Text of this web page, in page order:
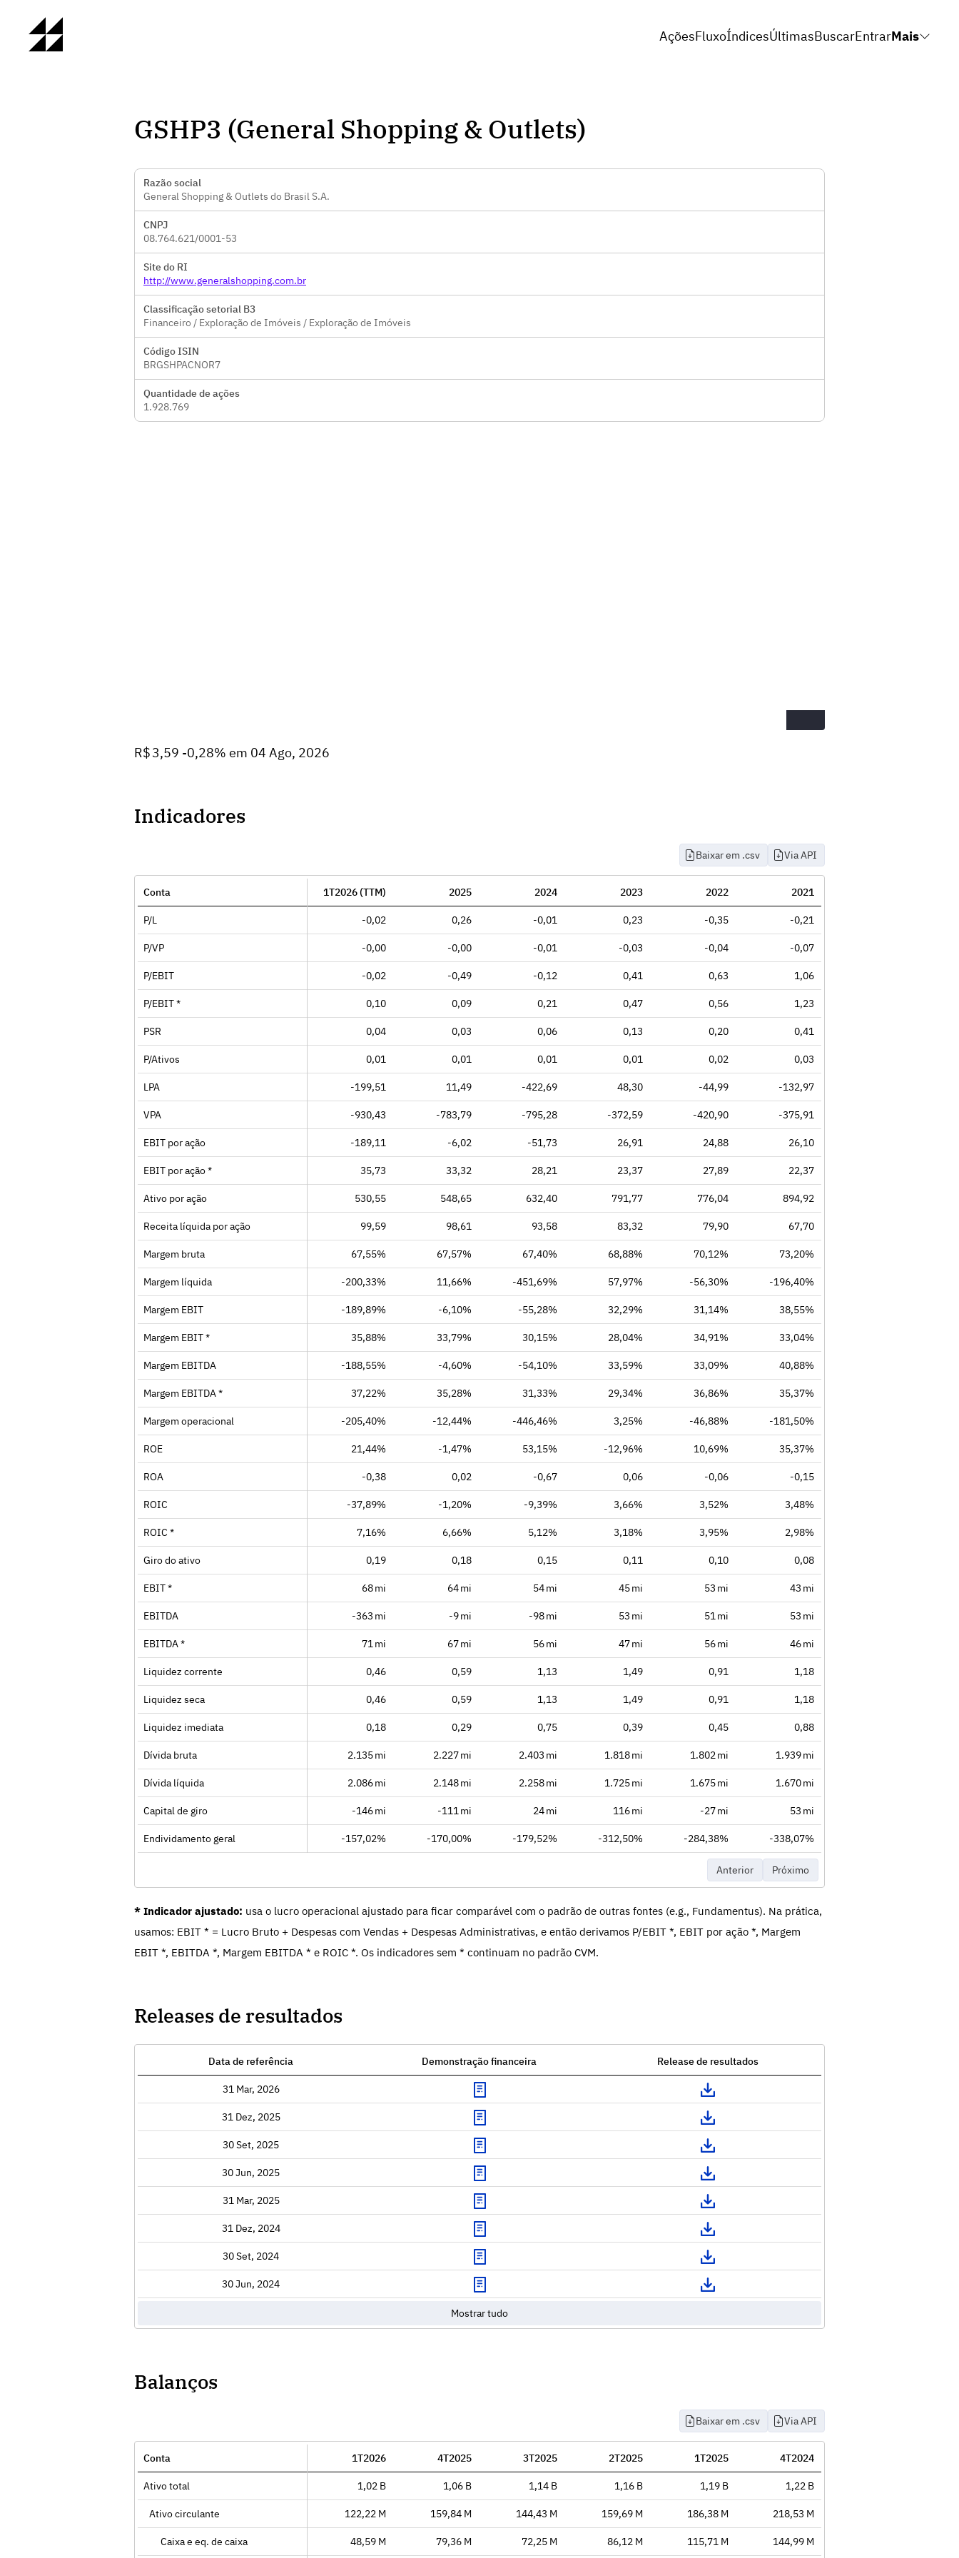
AçõesFluxoÍndicesÚltimasBuscarEntrarMais
GSHP3 (General Shopping & Outlets)
Razão social
General Shopping & Outlets do Brasil S.A.
CNPJ
08.764.621/0001-53
Site do RI
http://www.generalshopping.com.br
Classificação setorial B3
Financeiro / Exploração de Imóveis / Exploração de Imóveis
Código ISIN
BRGSHPACNOR7
Quantidade de ações
1.928.769
R$ 3,59 -0,28% em 04 Ago, 2026
Indicadores
Baixar em .csv Via API
Conta 1T2026 (TTM) 2025 2024 2023 2022 2021
P/L -0,02 0,26 -0,01 0,23 -0,35 -0,21
P/VP -0,00 -0,00 -0,01 -0,03 -0,04 -0,07
P/EBIT -0,02 -0,49 -0,12 0,41 0,63 1,06
P/EBIT * 0,10 0,09 0,21 0,47 0,56 1,23
PSR 0,04 0,03 0,06 0,13 0,20 0,41
P/Ativos 0,01 0,01 0,01 0,01 0,02 0,03
LPA -199,51 11,49 -422,69 48,30 -44,99 -132,97
VPA -930,43 -783,79 -795,28 -372,59 -420,90 -375,91
EBIT por ação -189,11 -6,02 -51,73 26,91 24,88 26,10
EBIT por ação * 35,73 33,32 28,21 23,37 27,89 22,37
Ativo por ação 530,55 548,65 632,40 791,77 776,04 894,92
Receita líquida por ação 99,59 98,61 93,58 83,32 79,90 67,70
Margem bruta 67,55% 67,57% 67,40% 68,88% 70,12% 73,20%
Margem líquida -200,33% 11,66% -451,69% 57,97% -56,30% -196,40%
Margem EBIT -189,89% -6,10% -55,28% 32,29% 31,14% 38,55%
Margem EBIT * 35,88% 33,79% 30,15% 28,04% 34,91% 33,04%
Margem EBITDA -188,55% -4,60% -54,10% 33,59% 33,09% 40,88%
Margem EBITDA * 37,22% 35,28% 31,33% 29,34% 36,86% 35,37%
Margem operacional -205,40% -12,44% -446,46% 3,25% -46,88% -181,50%
ROE 21,44% -1,47% 53,15% -12,96% 10,69% 35,37%
ROA -0,38 0,02 -0,67 0,06 -0,06 -0,15
ROIC -37,89% -1,20% -9,39% 3,66% 3,52% 3,48%
ROIC * 7,16% 6,66% 5,12% 3,18% 3,95% 2,98%
Giro do ativo 0,19 0,18 0,15 0,11 0,10 0,08
EBIT * 68 mi 64 mi 54 mi 45 mi 53 mi 43 mi
EBITDA -363 mi -9 mi -98 mi 53 mi 51 mi 53 mi
EBITDA * 71 mi 67 mi 56 mi 47 mi 56 mi 46 mi
Liquidez corrente 0,46 0,59 1,13 1,49 0,91 1,18
Liquidez seca 0,46 0,59 1,13 1,49 0,91 1,18
Liquidez imediata 0,18 0,29 0,75 0,39 0,45 0,88
Dívida bruta 2.135 mi 2.227 mi 2.403 mi 1.818 mi 1.802 mi 1.939 mi
Dívida líquida 2.086 mi 2.148 mi 2.258 mi 1.725 mi 1.675 mi 1.670 mi
Capital de giro -146 mi -111 mi 24 mi 116 mi -27 mi 53 mi
Endividamento geral -157,02% -170,00% -179,52% -312,50% -284,38% -338,07%
Anterior Próximo
* Indicador ajustado: usa o lucro operacional ajustado para ficar comparável com o padrão de outras fontes (e.g., Fundamentus). Na prática,
usamos: EBIT * = Lucro Bruto + Despesas com Vendas + Despesas Administrativas, e então derivamos P/EBIT *, EBIT por ação *, Margem
EBIT *, EBITDA *, Margem EBITDA * e ROIC *. Os indicadores sem * continuam no padrão CVM.
Releases de resultados
Data de referência Demonstração financeira Release de resultados
31 Mar, 2026
31 Dez, 2025
30 Set, 2025
30 Jun, 2025
31 Mar, 2025
31 Dez, 2024
30 Set, 2024
30 Jun, 2024
Mostrar tudo
Balanços
Baixar em .csv Via API
Conta 1T2026 4T2025 3T2025 2T2025 1T2025 4T2024
Ativo total 1,02 B 1,06 B 1,14 B 1,16 B 1,19 B 1,22 B
Ativo circulante 122,22 M 159,84 M 144,43 M 159,69 M 186,38 M 218,53 M
Caixa e eq. de caixa 48,59 M 79,36 M 72,25 M 86,12 M 115,71 M 144,99 M